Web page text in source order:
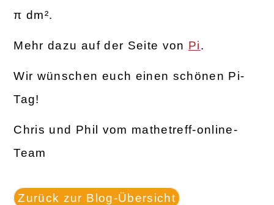
π dm².
Mehr dazu auf der Seite von Pi.
Wir wünschen euch einen schönen Pi-
Tag!
Chris und Phil vom mathetreff-online-
Team
Zurück zur Blog-Übersicht